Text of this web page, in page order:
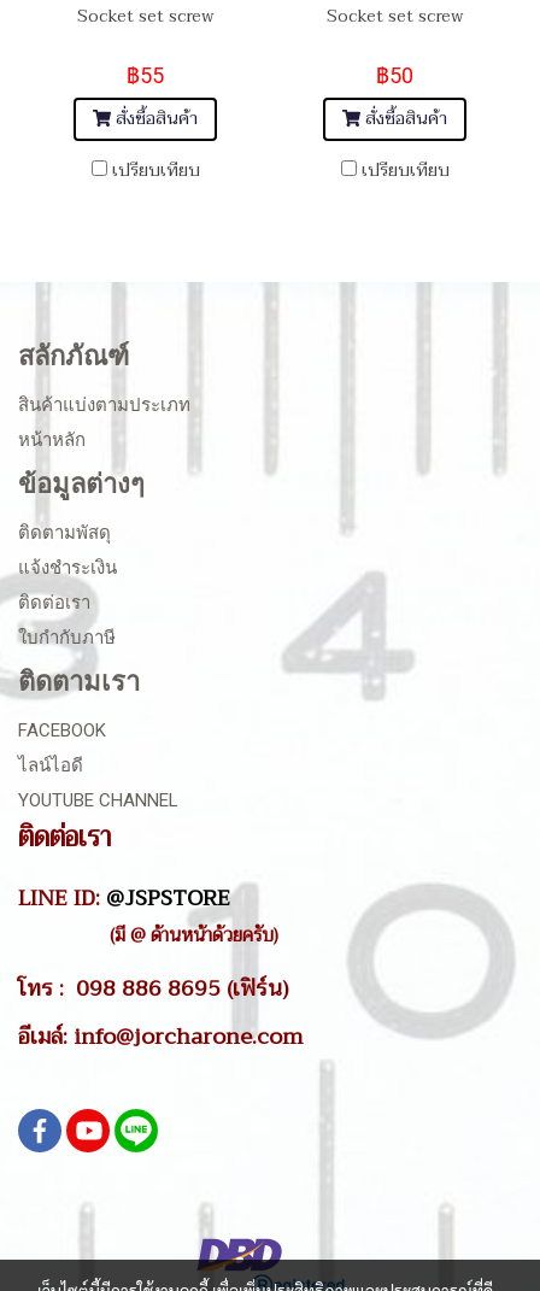
Socket set screw
฿55
สั่งซื้อสินค้า
เปรียบเทียบ
Socket set screw
฿50
สั่งซื้อสินค้า
เปรียบเทียบ
สลักภัณฑ์
สินค้าแบ่งตามประเภท
หน้าหลัก
ข้อมูลต่างๆ
ติดตามพัสดุ
แจ้งชำระเงิน
ติดต่อเรา
ใบกำกับภาษี
ติดตามเรา
FACEBOOK
ไลน์ไอดี
YOUTUBE CHANNEL
ติดต่อเรา
LINE ID:@JSPSTORE
(มี @ ด้านหน้าด้วยครับ)
โทร : 098 886 8695 (เฟิร์น)
อีเมล์: info@jorcharone.com